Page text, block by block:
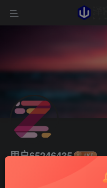
用户65246435